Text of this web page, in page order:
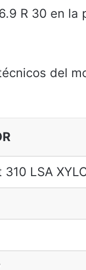
R 30 en la
del
310 LSA